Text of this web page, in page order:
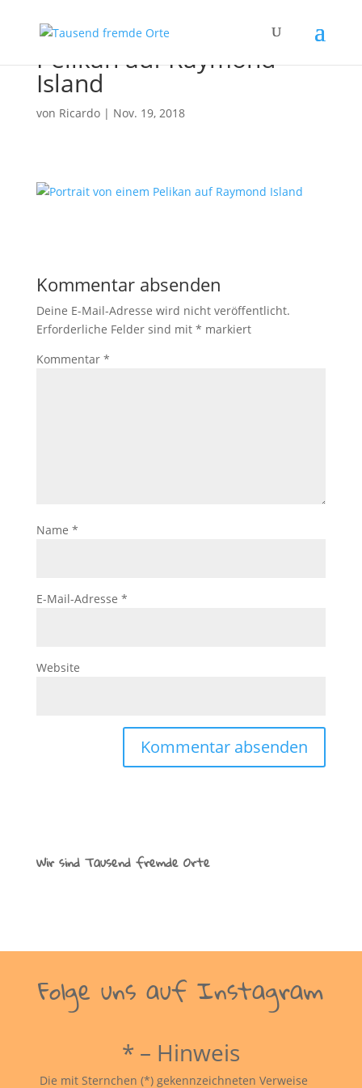
Pelikan auf Raymond
Island
von Ricardo| Nov. 19, 2018
Kommentar absenden
Deine E-Mail-Adresse wird nicht veröffentlicht.
Erforderliche Felder sind mit * markiert
Kommentar *
Name *
E-Mail-Adresse *
Website
Wir sind Tausend fremde Orte
Folge uns auf Instagram
* – Hinweis
Die mit Sternchen (*) gekennzeichneten Verweise